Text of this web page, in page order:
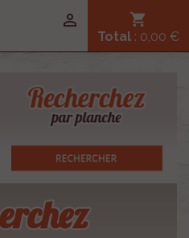
shopping_cart
Total : 0,00 €
